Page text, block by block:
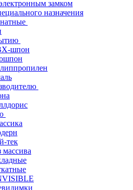
замком
назначения
шпон
тек
массива